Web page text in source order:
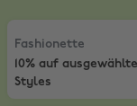
Fashionette
10% auf
Fashionette
10% auf
Styles